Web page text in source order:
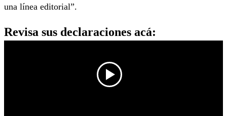
una línea editorial”.
Revisa sus declaraciones acá: